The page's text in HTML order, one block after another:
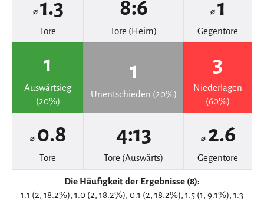
⌀ 1.3
Tore
8:6
Tore (Heim)
⌀ 1
Gegentore
1
Auswärtsieg
(20%)
1
Unentschieden (20%)
3
Niederlagen
(60%)
⌀ 0.8
Tore
4:13
Tore (Auswärts)
⌀ 2.6
Gegentore
Die Häufigkeit der Ergebnisse (8):
1:1 (2, 18.2%), 1:0 (2, 18.2%), 0:1 (2, 18.2%), 1:5 (1, 9.1%), 1:3